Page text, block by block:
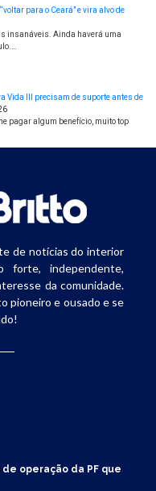
para o Ceará” e vira alvo de
insanáveis. Ainda haverá uma
Vida III precisam de suporte antes de
pagar algum benefício, muito top
de notícias do interior
forte, independente,
da comunidade.
pioneiro e ousado e se
operação da PF que